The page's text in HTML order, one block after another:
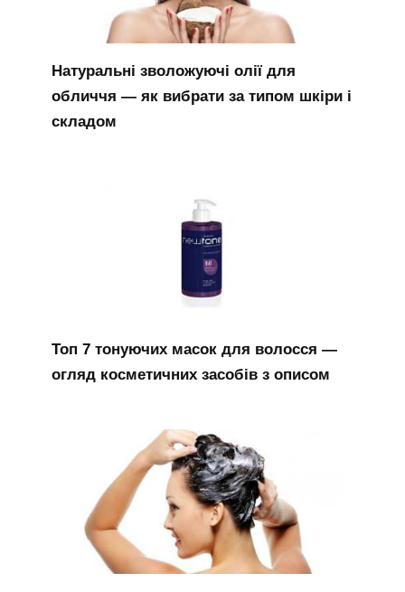
Натуральні зволожуючі олії для
обличчя — як вибрати за типом шкіри і
складом
Топ 7 тонуючих масок для волосся —
огляд косметичних засобів з описом